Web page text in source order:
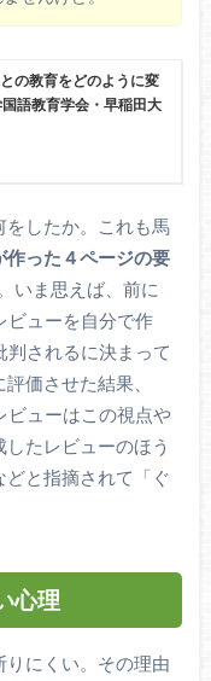
の教育をどのように変
語教育学会・早稲田大
をしたか。これも馬
作った４ページの要
いま思えば、前に
ビューを自分で作
判されるに決まって
価させた結果、
ビューはこの視点や
たレビューのほう
と指摘されて「ぐ
心理
にくい。その理由